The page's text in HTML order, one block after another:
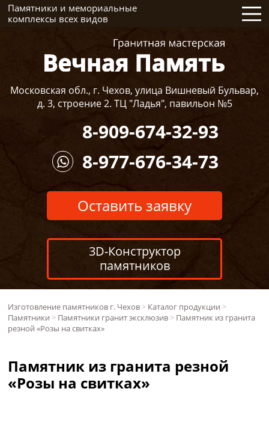
Памятники и мемориальные
комплексы всех видов
Московская обл., г. Чехов, улица Вишневый Бульвар,
д. 3, строение 2. ТЦ "Ладья", павильон №5
8-909-674-32-93
8-977-676-34-73
Оставить заявку
3D-Конструктор
памятников
Изготовление памятников г. Чехов > Каталог продукции >
Памятники > Памятники гранит эксклюзив > Памятник из гранита
резной «Розы на свитках»
Памятник из гранита резной
«Розы на свитках»